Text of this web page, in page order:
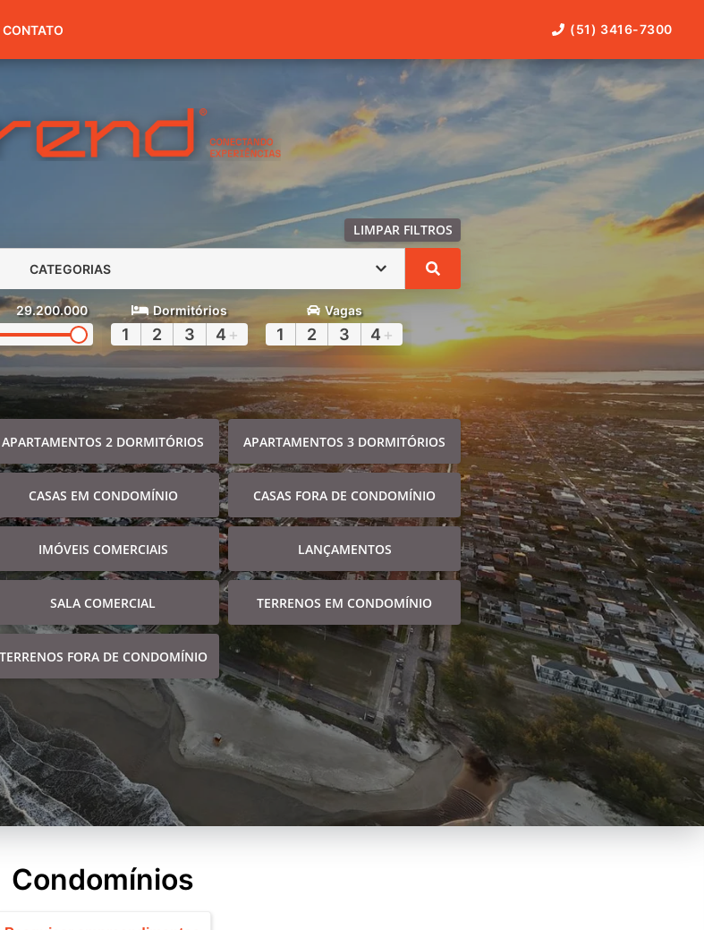
(51) 3416-7300
CONTATO (51) 3416-7300
LIMPAR FILTROS
CATEGORIAS
29.200.000 Dormitórios
1 2 3 4 +
Vagas
1 2 3 4 +
APARTAMENTOS 2 DORMITÓRIOS APARTAMENTOS 3 DORMITÓRIOS
CASAS EM CONDOMÍNIO CASAS FORA DE CONDOMÍNIO
IMÓVEIS COMERCIAIS LANÇAMENTOS
SALA COMERCIAL TERRENOS EM CONDOMÍNIO
TERRENOS FORA DE CONDOMÍNIO
Condomínios